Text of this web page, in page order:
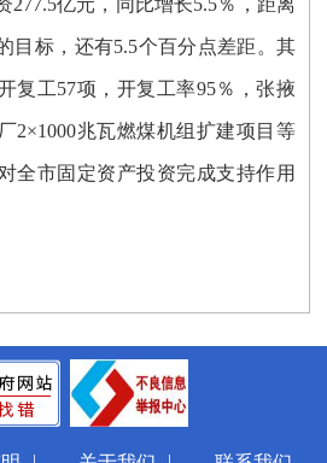
277.5亿元，同比增长5.5％， 距离
目标，还有5.5个百分点差距。其
复工57项，开复工率95％，张掖
2×1000兆瓦燃煤机组扩建项目等
对全市固定资产投资完成支持作用